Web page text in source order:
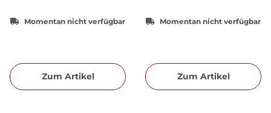
Momentan nicht verfügbar
Zum Artikel
Momentan nicht verfügbar
Zum Artikel